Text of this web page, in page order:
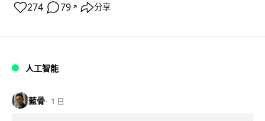
274 79 ↗ 分享
人工智能
藍骨 1 日